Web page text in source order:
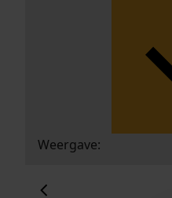
Weergave: